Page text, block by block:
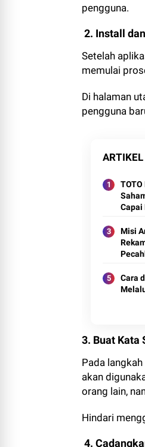
pengguna.
2. Install
Setelah
memulai
Di halaman
pengguna
Capai
Misi
Cara
3. Buat Kata
Pada
akan
orang lain,
Hindari
4.